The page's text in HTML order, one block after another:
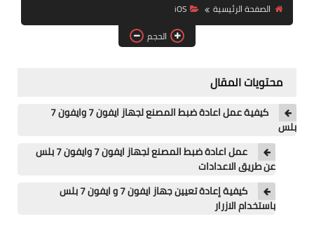
ويندوز
فيسبوك
الصفحة الرئيسية
iOS
الحجم
محتويات المقال
كيفية عمل اعادة ضبط المصنع لجهاز ايفون 7 وايفون 7
بلس
عمل اعادة ضبط المصنع لجهاز ايفون 7 وايفون 7 بلس
عن طريق الاعدادات
كيفية إعادة تعيين جهاز ايفون 7 و ايفون 7 بلس
باستخدام الازرار